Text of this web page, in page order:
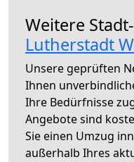
Weitere
Lutherstadt
Unsere geprüften
Ihnen
Ihre Bedürfnisse
Angebote sind
Sie einen Umzug
außerhalb Ihres